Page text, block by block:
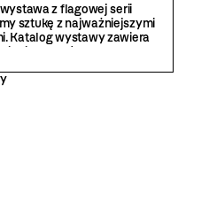
z flagowej serii
sztukę z najważniejszymi
Katalog wystawy zawiera
artystów oraz teksty